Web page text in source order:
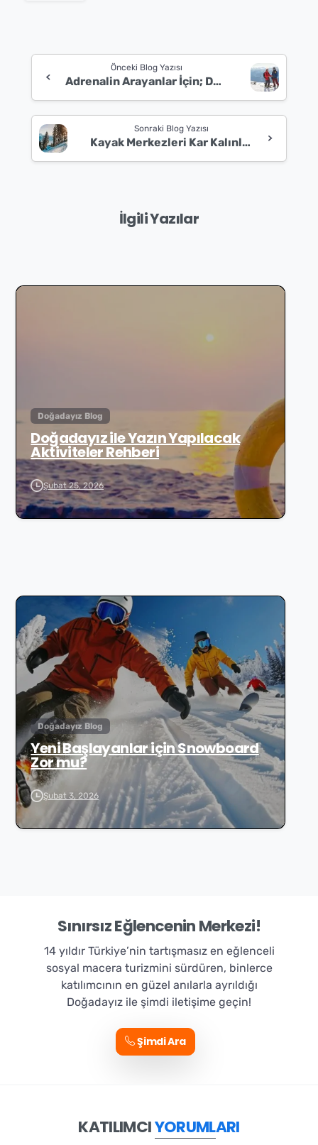
Continue
Reading
Önceki Blog Yazısı
Adrenalin Arayanlar İçin; Doğa Sporları/Ekstrem Sporlar Nedir?
Sonraki Blog Yazısı
Kayak Merkezleri Kar Kalınlığı Kaç Cm Olmalı?
İlgili Yazılar
Doğadayız Blog
Doğadayız ile Yazın Yapılacak
Aktiviteler Rehberi
Şubat 25, 2026
Doğadayız Blog
Yeni Başlayanlar için Snowboard
Zor mu?
Şubat 3, 2026
Sınırsız Eğlencenin Merkezi!
14 yıldır Türkiye’nin tartışmasız en eğlenceli
sosyal macera turizmini sürdüren, binlerce
katılımcının en güzel anılarla ayrıldığı
Doğadayız ile şimdi iletişime geçin!
Şimdi Ara
KATILIMCIYORUMLARI